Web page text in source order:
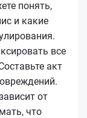
понять,
и какие
все
акт
от
что